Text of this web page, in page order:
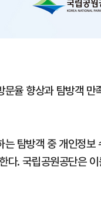
율 향상과 탐방객 만
탐방객 중 개인정
다. 국립공원공단은